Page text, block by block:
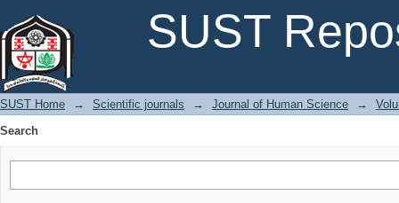
SUST
SUST Home → Scientific journals → Journal of Human Science →
Search